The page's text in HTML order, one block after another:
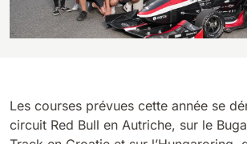
810 mm 6075 m²/
Les courses prévues cette année se
circuit Red Bull en Autriche, sur le